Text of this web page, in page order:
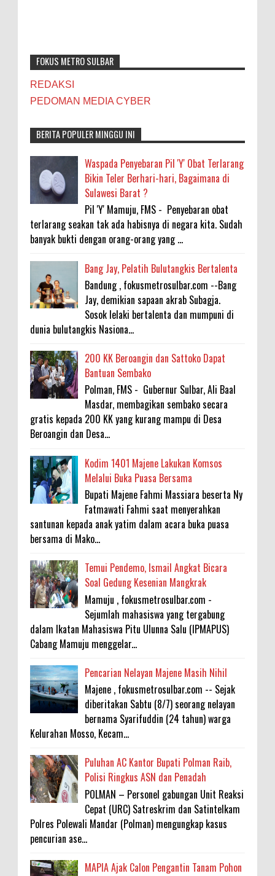
FOKUS METRO SULBAR
REDAKSI
PEDOMAN MEDIA CYBER
BERITA POPULER MINGGU INI
Waspada Penyebaran Pil 'Y' Obat Terlarang
Bikin Teler Berhari-hari, Bagaimana di
Sulawesi Barat ?
Pil 'Y' Mamuju, FMS - Penyebaran obat
terlarang seakan tak ada habisnya di negara kita. Sudah
banyak bukti dengan orang-orang yang ...
Bang Jay, Pelatih Bulutangkis Bertalenta
Bandung , fokusmetrosulbar.com --Bang
Jay, demikian sapaan akrab Subagja.
Sosok lelaki bertalenta dan mumpuni di
dunia bulutangkis Nasiona...
200 KK Beroangin dan Sattoko Dapat
Bantuan Sembako
Polman, FMS - Gubernur Sulbar, Ali Baal
Masdar, membagikan sembako secara
gratis kepada 200 KK yang kurang mampu di Desa
Beroangin dan Desa...
Kodim 1401 Majene Lakukan Komsos
Melalui Buka Puasa Bersama
Bupati Majene Fahmi Massiara beserta Ny
Fatmawati Fahmi saat menyerahkan
santunan kepada anak yatim dalam acara buka puasa
bersama di Mako...
Temui Pendemo, Ismail Angkat Bicara
Soal Gedung Kesenian Mangkrak
Mamuju , fokusmetrosulbar.com -
Sejumlah mahasiswa yang tergabung
dalam Ikatan Mahasiswa Pitu Ulunna Salu (IPMAPUS)
Cabang Mamuju menggelar...
Pencarian Nelayan Majene Masih Nihil
Majene , fokusmetrosulbar.com -- Sejak
diberitakan Sabtu (8/7) seorang nelayan
bernama Syarifuddin (24 tahun) warga
Kelurahan Mosso, Kecam...
Puluhan AC Kantor Bupati Polman Raib,
Polisi Ringkus ASN dan Penadah
POLMAN – Personel gabungan Unit Reaksi
Cepat (URC) Satreskrim dan Satintelkam
Polres Polewali Mandar (Polman) mengungkap kasus
pencurian ase...
MAPIA Ajak Calon Pengantin Tanam Pohon